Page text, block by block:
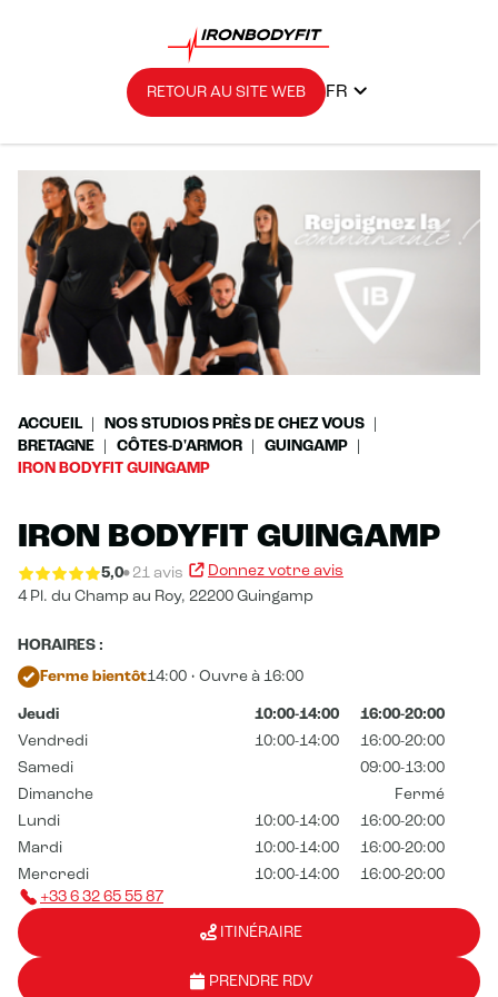
RETOUR AU SITE WEB FR
ACCUEIL
NOS STUDIOS PRÈS DE CHEZ VOUS
BRETAGNE
CÔTES-D'ARMOR
GUINGAMP
IRON BODYFIT GUINGAMP
IRON BODYFIT GUINGAMP
5,0 21 avis
Donnez votre avis
4 Pl. du Champ au Roy, 22200 Guingamp
HORAIRES :
Ferme bientôt14:00 • Ouvre à 16:00
Jeudi 10:00-14:00
16:00-20:00
Vendredi
10:00-14:00
16:00-20:00
Samedi
09:00-13:00
Dimanche
Fermé
Lundi
10:00-14:00
16:00-20:00
Mardi
10:00-14:00
16:00-20:00
Mercredi
10:00-14:00
16:00-20:00
+33 6 32 65 55 87
ITINÉRAIRE
PRENDRE RDV